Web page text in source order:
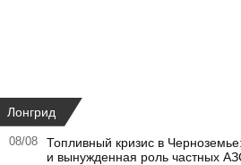
Лонгрид
08/08
Топливный кризис в
и вынужденная роль частных